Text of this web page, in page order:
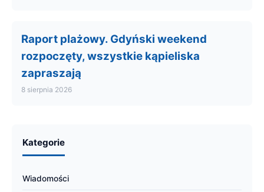
Raport plażowy. Gdyński weekend
rozpoczęty, wszystkie kąpieliska
zapraszają
8 sierpnia 2026
Kategorie
Wiadomości